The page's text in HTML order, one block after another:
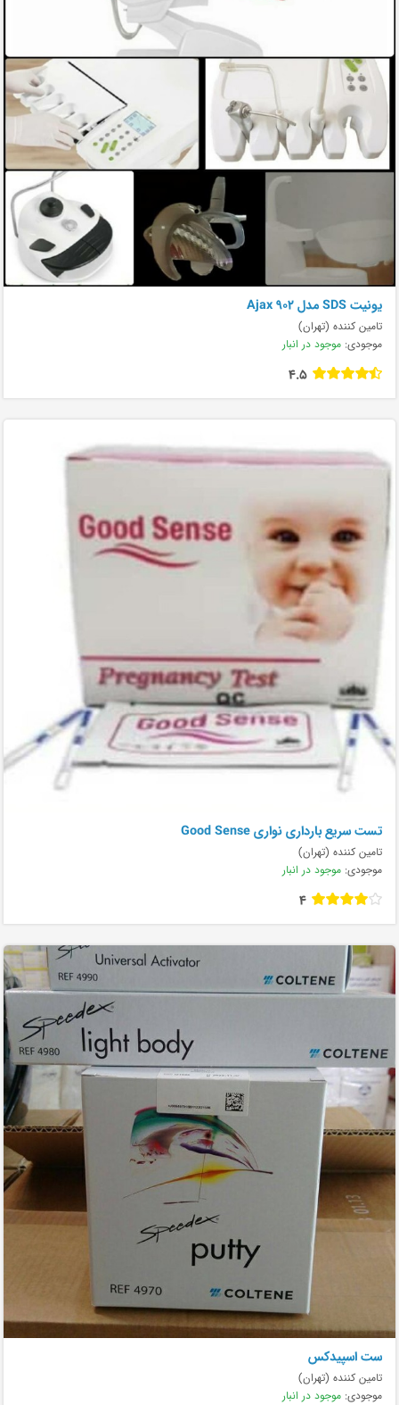
يونيت SDS مدل Ajax 902
تامین کننده (تهران)
موجودی: موجود در انبار
4.5
تست سریع بارداری نواری Good Sense
تامین کننده (تهران)
موجودی: موجود در انبار
4
ست اسپیدکس
تامین کننده (تهران)
موجودی: موجود در انبار